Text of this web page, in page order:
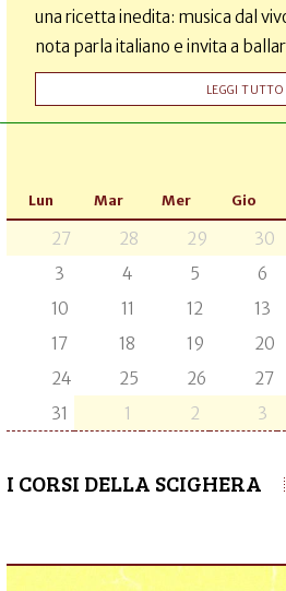
una ricetta inedita: musica dal
nota parla italiano e invita a
LEGGI TUTTO
Lun Mar Mer Gio
27 28 29 30
3
4 5 6
10
11 12 13
17
18 19 20
24
25 26 27
31
1 2 3
I CORSI DELLA SCIGHERA